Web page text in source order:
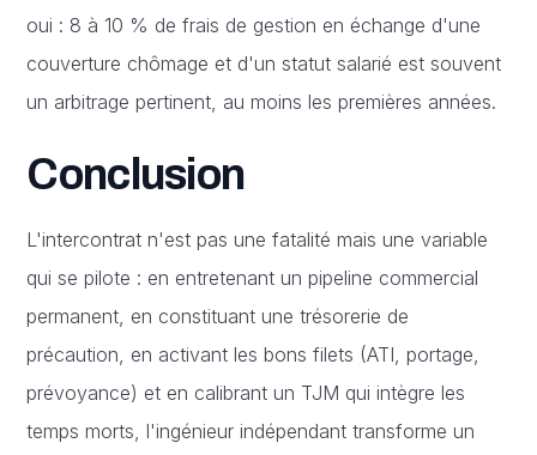
oui : 8 à 10 % de frais de gestion en échange d'une
couverture chômage et d'un statut salarié est souvent
un arbitrage pertinent, au moins les premières années.
Conclusion
L'intercontrat n'est pas une fatalité mais une variable
qui se pilote : en entretenant un pipeline commercial
permanent, en constituant une trésorerie de
précaution, en activant les bons filets (ATI, portage,
prévoyance) et en calibrant un TJM qui intègre les
temps morts, l'ingénieur indépendant transforme un